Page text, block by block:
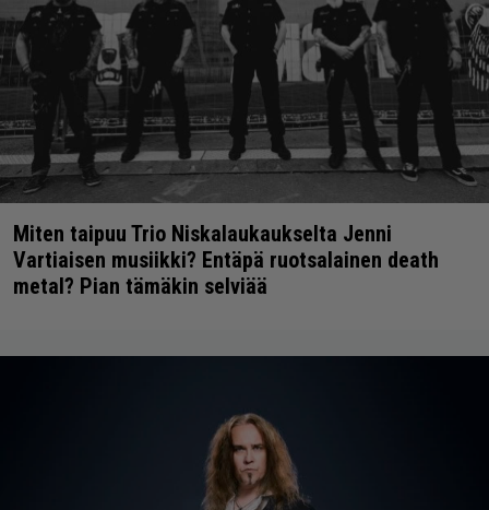
Miten taipuu Trio Niskalaukaukselta Jenni
Vartiaisen musiikki? Entäpä ruotsalainen death
metal? Pian tämäkin selviää